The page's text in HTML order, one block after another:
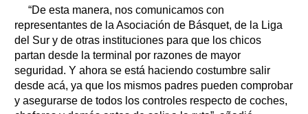
“De esta manera, nos comunicamos con
representantes de la Asociación de Básquet, de la Liga
del Sur y de otras instituciones para que los chicos
partan desde la terminal por razones de mayor
seguridad. Y ahora se está haciendo costumbre salir
desde acá, ya que los mismos padres pueden comprobar
y asegurarse de todos los controles respecto de coches,